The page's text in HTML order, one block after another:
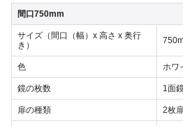
間口750mm
サイズ（間口（幅）x 高さ x 奥行
き）
色 ホワ
鏡の枚数 1面
扉の種類 2枚